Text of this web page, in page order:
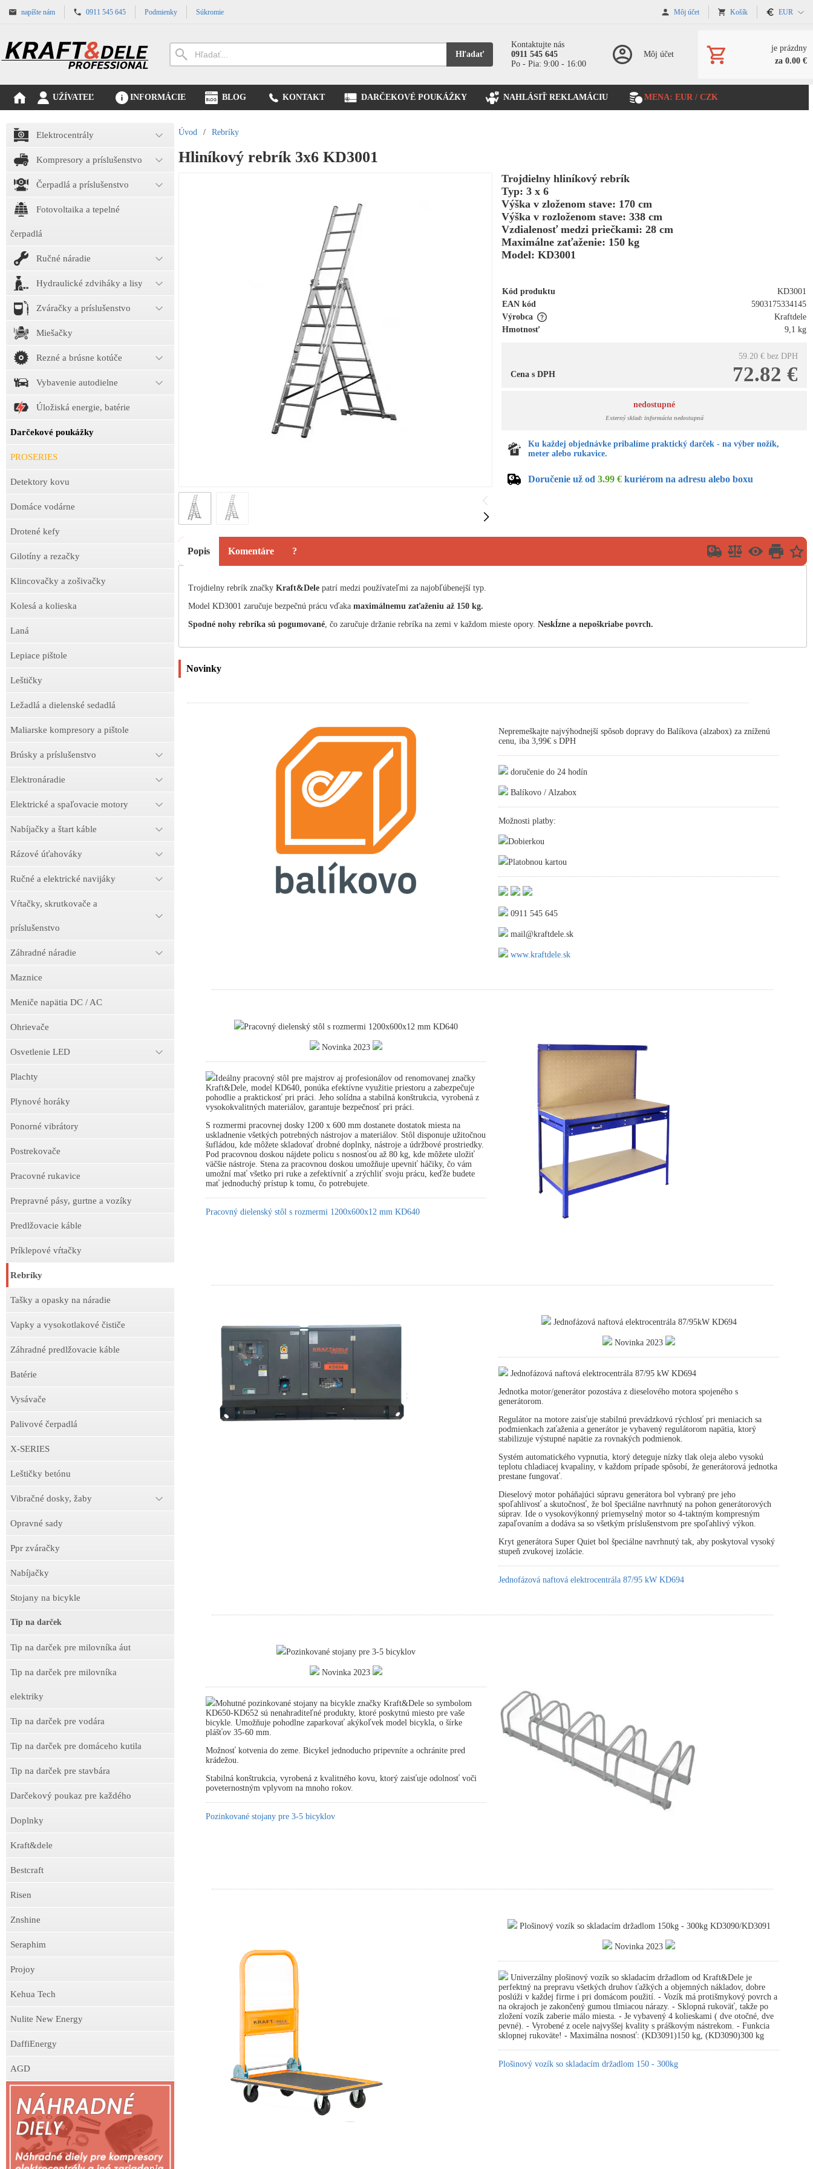
napíšte nám 0911 545 645 Podmienky Súkromie Môj účet Košík EUR
Hľadať
Kontaktujte nás
0911 545 645
Po - Pia: 9:00 - 16:00
Môj účet
je prázdny
za 0.00 €
UŽÍVATEĽ INFORMÁCIE BLOG KONTAKT DARČEKOVÉ POUKÁŽKY NAHLÁSIŤ REKLAMÁCIU MENA: EUR / CZK
Elektrocentrály
Kompresory a príslušenstvo
Čerpadlá a príslušenstvo
Fotovoltaika a tepelné
čerpadlá
Ručné náradie
Hydraulické zdviháky a lisy
Zváračky a príslušenstvo
Miešačky
Rezné a brúsne kotúče
Vybavenie autodielne
Úložiská energie, batérie
Darčekové poukážky
PROSERIES
Detektory kovu
Domáce vodárne
Drotené kefy
Gilotíny a rezačky
Klincovačky a zošivačky
Kolesá a kolieska
Laná
Lepiace pištole
Leštičky
Ležadlá a dielenské sedadlá
Maliarske kompresory a pištole
Brúsky a príslušenstvo
Elektronáradie
Elektrické a spaľovacie motory
Nabíjačky a štart káble
Rázové úťahováky
Ručné a elektrické navijáky
Vŕtačky, skrutkovače a
príslušenstvo
Záhradné náradie
Maznice
Meniče napätia DC / AC
Ohrievače
Osvetlenie LED
Plachty
Plynové horáky
Ponorné vibrátory
Postrekovače
Pracovné rukavice
Prepravné pásy, gurtne a vozíky
Predlžovacie káble
Príklepové vŕtačky
Rebríky
Tašky a opasky na náradie
Vapky a vysokotlakové čističe
Záhradné predlžovacie káble
Batérie
Vysávače
Palivové čerpadlá
X-SERIES
Leštičky betónu
Vibračné dosky, žaby
Opravné sady
Ppr zváračky
Nabíjačky
Stojany na bicykle
Tip na darček
Tip na darček pre milovníka áut
Tip na darček pre milovníka
elektriky
Tip na darček pre vodára
Tip na darček pre domáceho kutila
Tip na darček pre stavbára
Darčekový poukaz pre každého
Doplnky
Kraft&dele
Bestcraft
Risen
Znshine
Seraphim
Projoy
Kehua Tech
Nulite New Energy
DaffiEnergy
AGD
Úvod / Rebríky
Hliníkový rebrík 3x6 KD3001
Trojdielny hliníkový rebrík
Typ: 3 x 6
Výška v zloženom stave: 170 cm
Výška v rozloženom stave: 338 cm
Vzdialenosť medzi priečkami: 28 cm
Maximálne zaťaženie: 150 kg
Model: KD3001
Kód produktu
KD3001
EAN kód
5903175334145
Výrobca
Kraftdele
Hmotnosť
9,1 kg
59.20 € bez DPH
72.82 €
Cena s DPH
nedostupné
Externý sklad: informácia nedostupná
Ku každej objednávke pribalíme praktický darček - na výber nožík,
meter alebo rukavice.
Doručenie už od3.99 € kuriérom na adresu alebo boxu
Popis Komentáre ?
Trojdielny rebrík značky Kraft&Delepatrí medzi používateľmi za najobľúbenejší typ.
Model KD3001 zaručuje bezpečnú prácu vďaka maximálnemu zaťaženiu až 150 kg.
Spodné nohy rebríka sú pogumované, čo zaručuje držanie rebríka na zemi v každom mieste opory. Neskĺzne a nepoškriabe povrch.
Novinky
Nepremeškajte najvýhodnejší spôsob dopravy do Balíkova (alzabox) za zníženú
cenu, iba 3,99€ s DPH
doručenie do 24 hodín
Balíkovo / Alzabox
Možnosti platby:
Dobierkou
Platobnou kartou
0911 545 645
mail@kraftdele.sk
www.kraftdele.sk
Pracovný dielenský stôl s rozmermi 1200x600x12 mm KD640
Novinka 2023
Ideálny pracovný stôl pre majstrov aj profesionálov od renomovanej značky
Kraft&Dele, model KD640, ponúka efektívne využitie priestoru a zabezpečuje
pohodlie a praktickosť pri práci. Jeho solídna a stabilná konštrukcia, vyrobená z
vysokokvalitných materiálov, garantuje bezpečnosť pri práci.
S rozmermi pracovnej dosky 1200 x 600 mm dostanete dostatok miesta na
uskladnenie všetkých potrebných nástrojov a materiálov. Stôl disponuje užitočnou
šufládou, kde môžete skladovať drobné doplnky, nástroje a údržbové prostriedky.
Pod pracovnou doskou nájdete policu s nosnosťou až 80 kg, kde môžete uložiť
väčšie nástroje. Stena za pracovnou doskou umožňuje upevniť háčiky, čo vám
umožní mať všetko pri ruke a zefektívniť a zrýchliť svoju prácu, keďže budete
mať jednoduchý prístup k tomu, čo potrebujete.
Pracovný dielenský stôl s rozmermi 1200x600x12 mm KD640
Jednofázová naftová elektrocentrála 87/95kW KD694
Novinka 2023
Jednofázová naftová elektrocentrála 87/95 kW KD694
Jednotka motor/generátor pozostáva z dieselového motora spojeného s
generátorom.
Regulátor na motore zaisťuje stabilnú prevádzkovú rýchlosť pri meniacich sa
podmienkach zaťaženia a generátor je vybavený regulátorom napätia, ktorý
stabilizuje výstupné napätie za rovnakých podmienok.
Systém automatického vypnutia, ktorý deteguje nízky tlak oleja alebo vysokú
teplotu chladiacej kvapaliny, v každom prípade spôsobí, že generátorová jednotka
prestane fungovať.
Dieselový motor poháňajúci súpravu generátora bol vybraný pre jeho
spoľahlivosť a skutočnosť, že bol špeciálne navrhnutý na pohon generátorových
súprav. Ide o vysokovýkonný priemyselný motor so 4-taktným kompresným
zapaľovaním a dodáva sa so všetkým príslušenstvom pre spoľahlivý výkon.
Kryt generátora Super Quiet bol špeciálne navrhnutý tak, aby poskytoval vysoký
stupeň zvukovej izolácie.
Jednofázová naftová elektrocentrála 87/95 kW KD694
Pozinkované stojany pre 3-5 bicyklov
Novinka 2023
Mohutné pozinkované stojany na bicykle značky Kraft&Dele so symbolom
KD650-KD652 sú nenahraditeľné produkty, ktoré poskytnú miesto pre vaše
bicykle. Umožňuje pohodlne zaparkovať akýkoľvek model bicykla, o šírke
plášťov 35-60 mm.
Možnosť kotvenia do zeme. Bicykel jednoducho pripevníte a ochránite pred
krádežou.
Stabilná konštrukcia, vyrobená z kvalitného kovu, ktorý zaisťuje odolnosť voči
poveternostným vplyvom na mnoho rokov.
Pozinkované stojany pre 3-5 bicyklov
Plošinový vozík so skladacím držadlom 150kg - 300kg KD3090/KD3091
Novinka 2023
Univerzálny plošinový vozík so skladacím držadlom od Kraft&Dele je
perfektný na prepravu všetkých druhov ťažkých a objemných nákladov, dobre
poslúži v každej firme i pri domácom použití. - Vozík má protišmykový povrch a
na okrajoch je zakončený gumou tlmiacou nárazy. - Sklopná rukoväť, takže po
zložení vozík zaberie málo miesta. - Je vybavený 4 kolieskami ( dve otočné, dve
pevné). - Vyrobené z ocele najvyššej kvality s práškovým nástrekom. - Funkcia
sklopnej rukoväte! - Maximálna nosnosť: (KD3091)150 kg, (KD3090)300 kg
Plošinový vozík so skladacím držadlom 150 - 300kg